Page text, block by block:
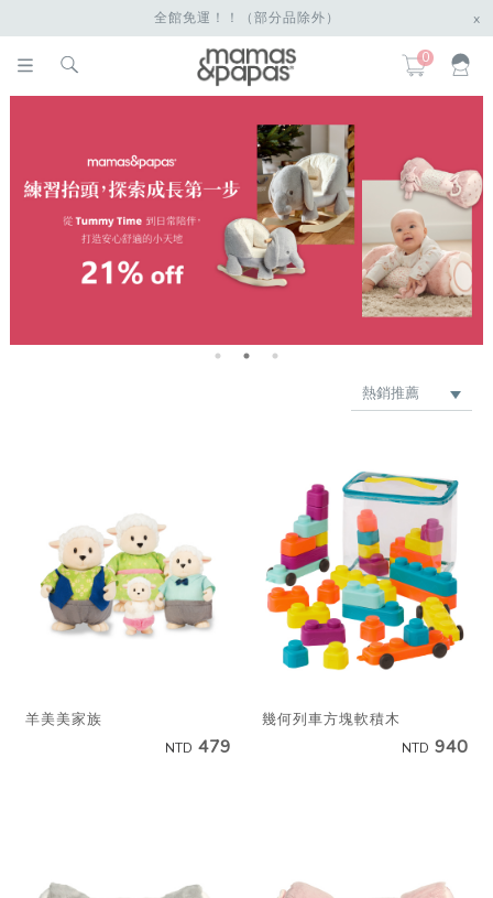
全館免運！！（部分品除外） x
0
最新上架
熱銷推薦
品牌
價格低 → 高
價格高 → 低
羊美美家族
NTD 479
幾何列車方塊軟積木
NTD 940